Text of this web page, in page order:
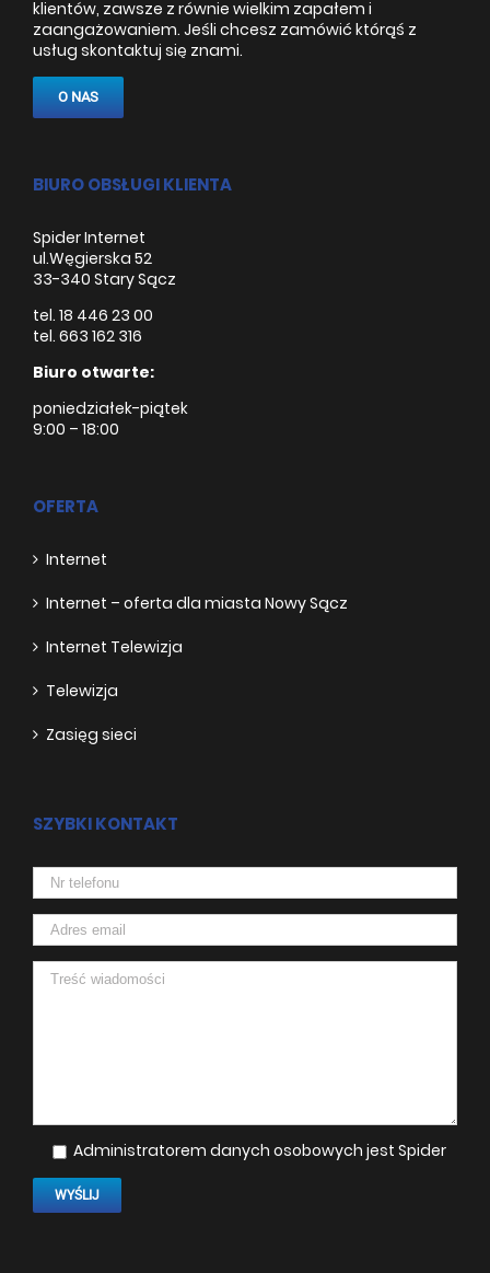
klientów, zawsze z równie wielkim zapałem i
zaangażowaniem. Jeśli chcesz zamówić którąś z
usług skontaktuj się znami.
O NAS
BIURO OBSŁUGI KLIENTA
Spider Internet
ul.Węgierska 52
33-340 Stary Sącz
tel. 18 446 23 00
tel. 663 162 316
Biuro otwarte:
poniedziałek-piątek
9:00 – 18:00
OFERTA
Internet
Internet – oferta dla miasta Nowy Sącz
Internet Telewizja
Telewizja
Zasięg sieci
SZYBKI KONTAKT
Administratorem danych osobowych jest Spider